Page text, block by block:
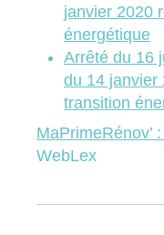
janvier 2020
énergétique
Arrêté du 16
du 14 janvier
transition
MaPrimeRénov’
WebLex